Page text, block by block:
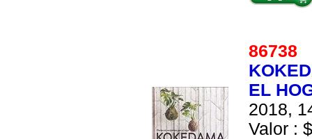
86738
EL
2018,
Valor :